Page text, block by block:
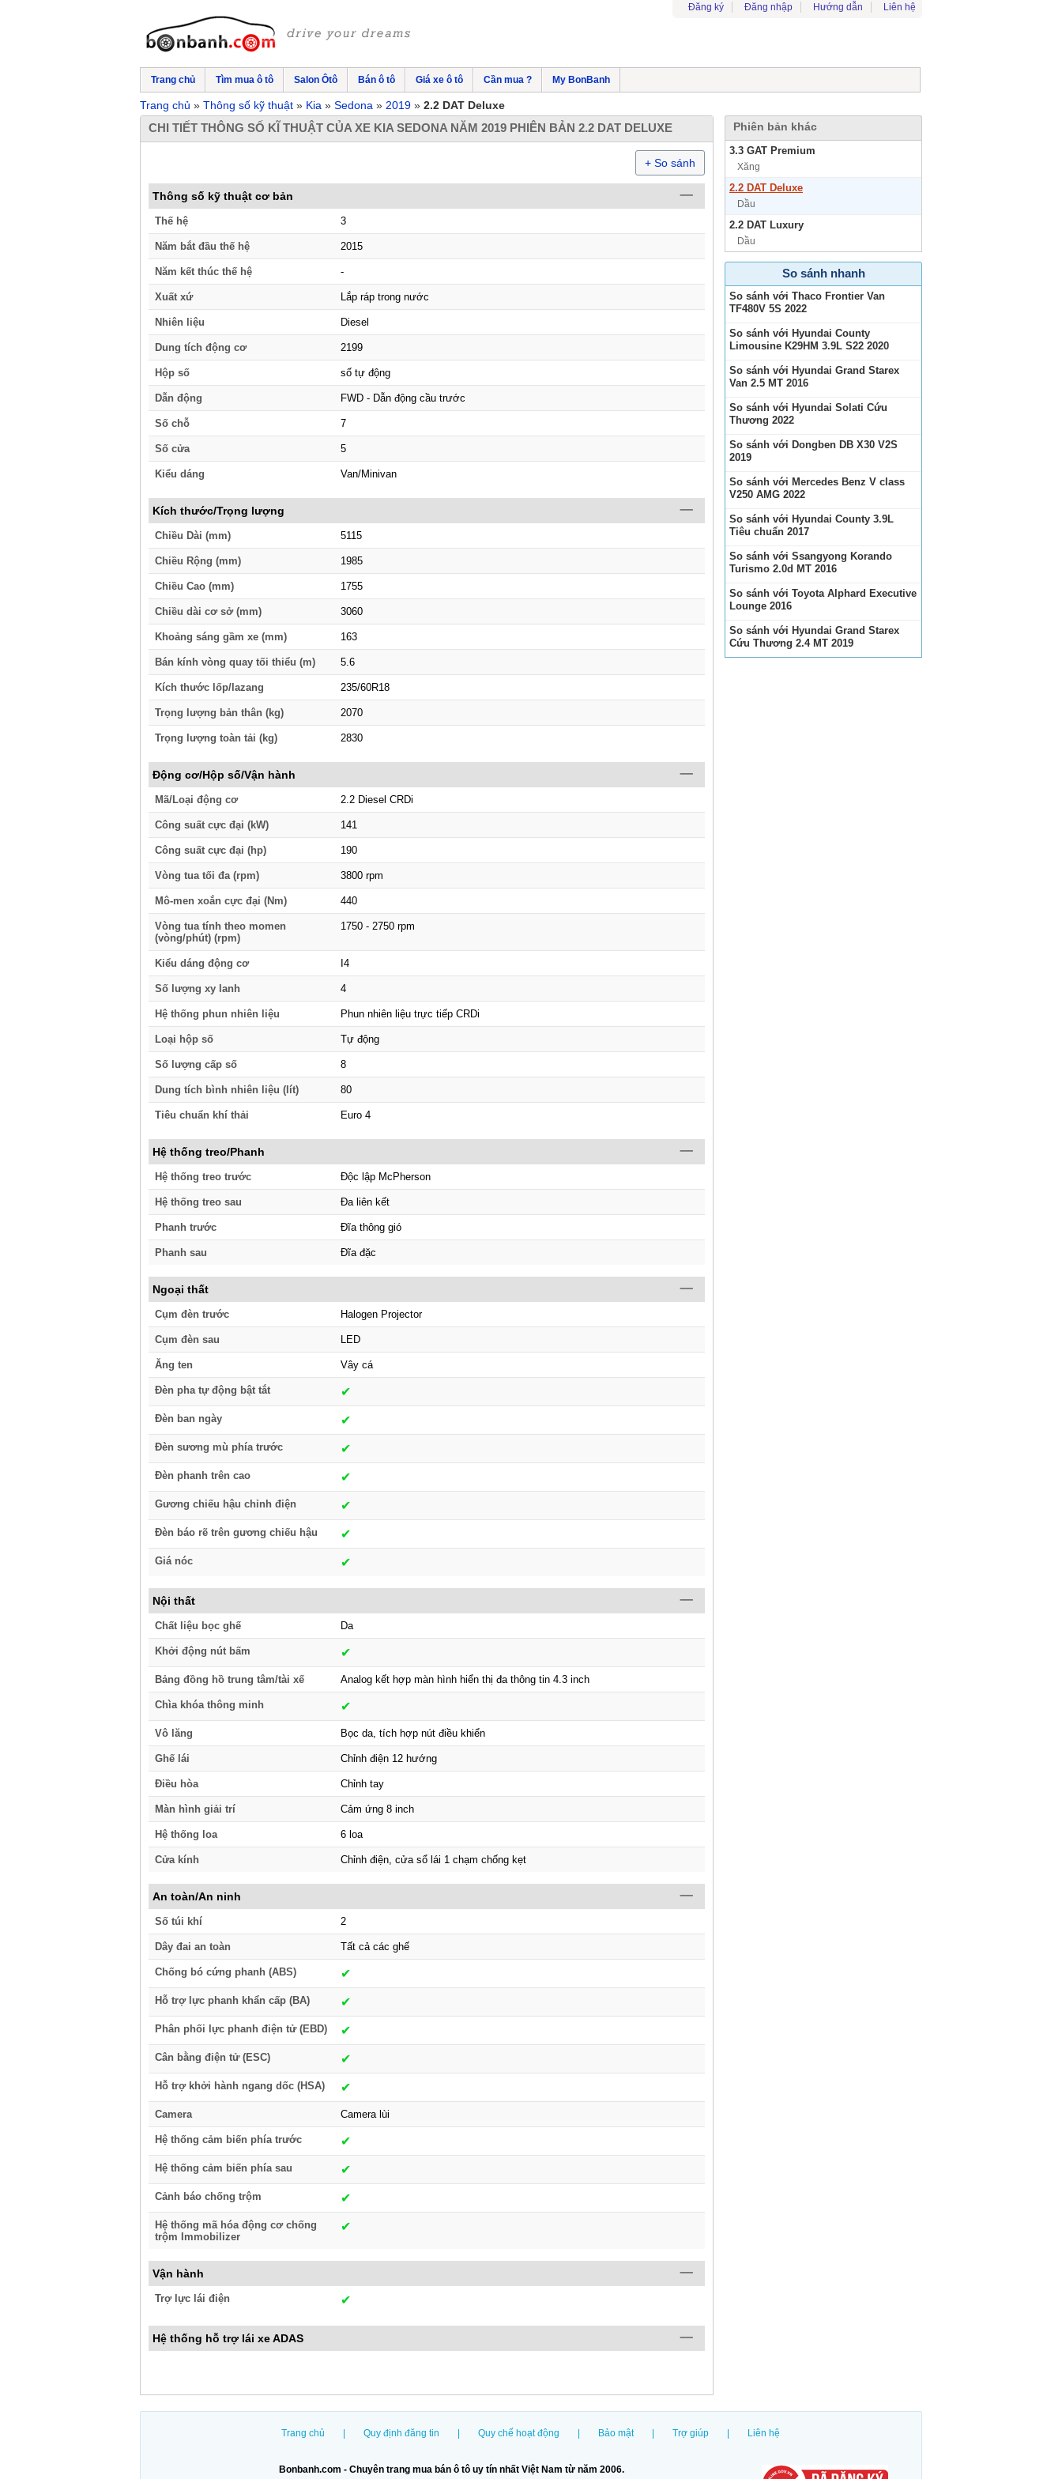
Đăng ký Đăng nhập Hướng dẫn Liên hệ
Trang chủ Tìm mua ô tô Salon Ôtô Bán ô tô Giá xe ô tô Cần mua ? My BonBanh
Trang chủ Thông số kỹ thuật Kia Sedona 2019 2.2 DAT Deluxe
CHI TIẾT THÔNG SỐ KĨ THUẬT CỦA XE KIA SEDONA NĂM 2019 PHIÊN BẢN 2.2 DAT DELUXE
+ So sánh
Thông số kỹ thuật cơ bản
Thế hệ 3
Năm bắt đầu thế hệ 2015
Năm kết thúc thế hệ -
Xuất xứ Lắp ráp trong nước
Nhiên liệu Diesel
Dung tích động cơ 2199
Hộp số số tự động
Dẫn động FWD - Dẫn động cầu trước
Số chỗ 7
Số cửa 5
Kiểu dáng Van/Minivan
Kích thước/Trọng lượng
Chiều Dài (mm) 5115
Chiều Rộng (mm) 1985
Chiều Cao (mm) 1755
Chiều dài cơ sở (mm) 3060
Khoảng sáng gầm xe (mm) 163
Bán kính vòng quay tối thiểu (m) 5.6
Kích thước lốp/lazang 235/60R18
Trọng lượng bản thân (kg) 2070
Trọng lượng toàn tải (kg) 2830
Động cơ/Hộp số/Vận hành
Mã/Loại động cơ 2.2 Diesel CRDi
Công suất cực đại (kW) 141
Công suất cực đại (hp) 190
Vòng tua tối đa (rpm) 3800 rpm
Mô-men xoắn cực đại (Nm) 440
Vòng tua tính theo momen
(vòng/phút) (rpm)
1750 - 2750 rpm
Kiểu dáng động cơ I4
Số lượng xy lanh 4
Hệ thống phun nhiên liệu Phun nhiên liệu trực tiếp CRDi
Loại hộp số Tự động
Số lượng cấp số 8
Dung tích bình nhiên liệu (lít) 80
Tiêu chuẩn khí thải Euro 4
Hệ thống treo/Phanh
Hệ thống treo trước Độc lập McPherson
Hệ thống treo sau Đa liên kết
Phanh trước Đĩa thông gió
Phanh sau Đĩa đặc
Ngoại thất
Cụm đèn trước Halogen Projector
Cụm đèn sau LED
Ăng ten Vây cá
Đèn pha tự động bật tắt ✔︎
Đèn ban ngày ✔︎
Đèn sương mù phía trước ✔︎
Đèn phanh trên cao ✔︎
Gương chiếu hậu chỉnh điện ✔︎
Đèn báo rẽ trên gương chiếu hậu ✔︎
Giá nóc ✔︎
Nội thất
Chất liệu bọc ghế Da
Khởi động nút bấm ✔︎
Bảng đồng hồ trung tâm/tài xế Analog kết hợp màn hình hiển thị đa thông tin 4.3 inch
Chìa khóa thông minh ✔︎
Vô lăng Bọc da, tích hợp nút điều khiển
Ghế lái Chỉnh điện 12 hướng
Điều hòa Chỉnh tay
Màn hình giải trí Cảm ứng 8 inch
Hệ thống loa 6 loa
Cửa kính Chỉnh điện, cửa sổ lái 1 chạm chống kẹt
An toàn/An ninh
Số túi khí 2
Dây đai an toàn Tất cả các ghế
Chống bó cứng phanh (ABS) ✔︎
Hỗ trợ lực phanh khẩn cấp (BA) ✔︎
Phân phối lực phanh điện tử (EBD) ✔︎
Cân bằng điện tử (ESC) ✔︎
Hỗ trợ khởi hành ngang dốc (HSA) ✔︎
Camera Camera lùi
Hệ thống cảm biến phía trước ✔︎
Hệ thống cảm biến phía sau ✔︎
Cảnh báo chống trộm ✔︎
Hệ thống mã hóa động cơ chống
trộm Immobilizer
✔︎
Vận hành
Trợ lực lái điện ✔︎
Hệ thống hỗ trợ lái xe ADAS
Phiên bản khác
3.3 GAT Premium
Xăng
2.2 DAT Deluxe
Dầu
2.2 DAT Luxury
Dầu
So sánh nhanh
So sánh với Thaco Frontier Van
TF480V 5S 2022
So sánh với Hyundai County
Limousine K29HM 3.9L S22 2020
So sánh với Hyundai Grand Starex
Van 2.5 MT 2016
So sánh với Hyundai Solati Cứu
Thương 2022
So sánh với Dongben DB X30 V2S
2019
So sánh với Mercedes Benz V class
V250 AMG 2022
So sánh với Hyundai County 3.9L
Tiêu chuẩn 2017
So sánh với Ssangyong Korando
Turismo 2.0d MT 2016
So sánh với Toyota Alphard Executive
Lounge 2016
So sánh với Hyundai Grand Starex
Cứu Thương 2.4 MT 2019
Trang chủ Quy định đăng tin Quy chế hoạt động Bảo mật Trợ giúp Liên hệ
Bonbanh.com - Chuyên trang mua bán ô tô uy tín nhất Việt Nam từ năm 2006.